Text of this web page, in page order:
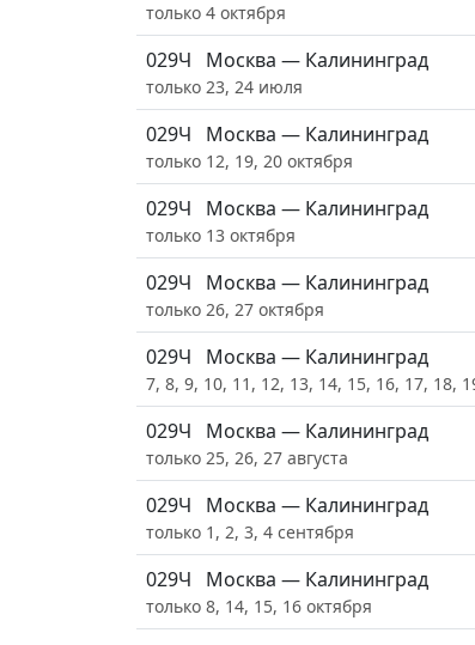
только 4 октября
029Ч Москва — Калининград
только 23, 24 июля
029Ч Москва — Калининград
только 12, 19, 20 октября
029Ч Москва — Калининград
только 13 октября
029Ч Москва — Калининград
только 26, 27 октября
029Ч Москва — Калининград
7, 8, 9, 10, 11, 12, 13, 14, 15, 16, 17, 18,
029Ч Москва — Калининград
только 25, 26, 27 августа
029Ч Москва — Калининград
только 1, 2, 3, 4 сентября
029Ч Москва — Калининград
только 8, 14, 15, 16 октября